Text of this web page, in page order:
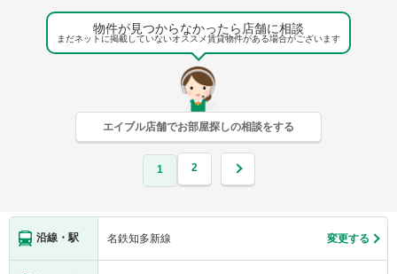
物件が見つからなかったら店舗に相談
まだネットに掲載していないオススメ賃貸物件がある場合がございます
エイブル店舗でお部屋探しの相談をする
1 2
沿線・駅 名鉄知多新線 変更する